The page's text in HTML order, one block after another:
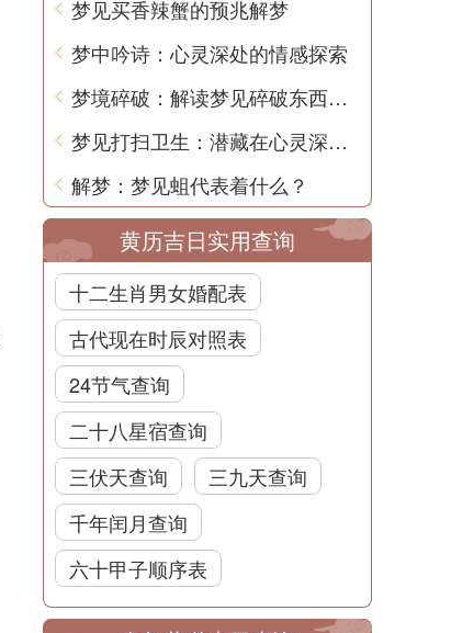
梦见买香辣蟹的预兆解梦
梦中吟诗：心灵深处的情感探索
梦境碎破：解读梦见碎破东西的含义
梦见打扫卫生：潜藏在心灵深处的象征
解梦：梦见蛆代表着什么？
黄历吉日实用查询
十二生肖男女婚配表
古代现在时辰对照表
24节气查询
二十八星宿查询
三伏天查询
三九天查询
千年闰月查询
六十甲子顺序表